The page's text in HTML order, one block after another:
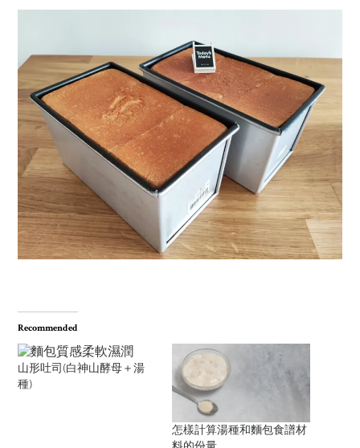
Recommended
山形吐司(白神山酵母＋湯
種)
怎樣計算湯種和麵包食譜材